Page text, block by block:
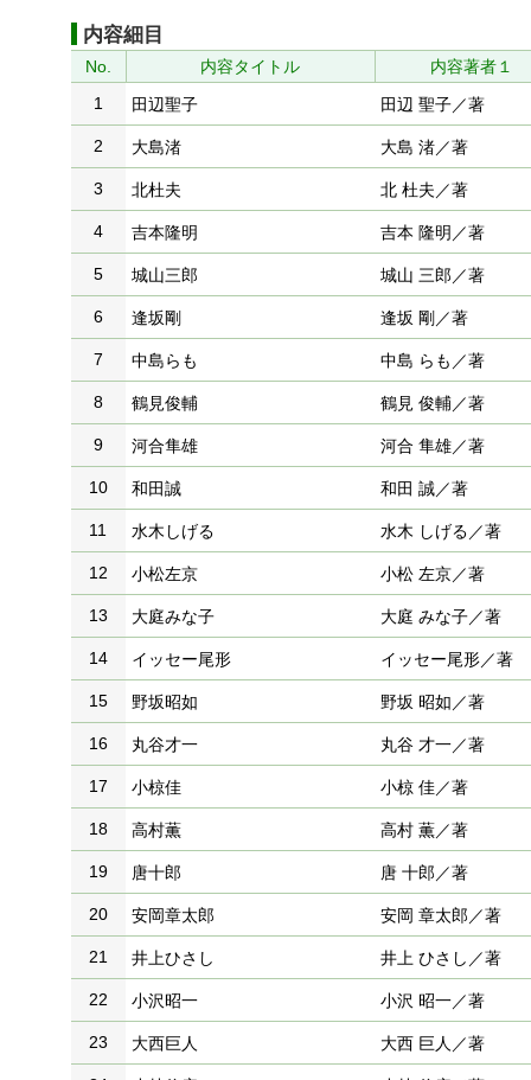
内容細目
No. 内容タイトル
内容著者１
1
田辺聖子 田辺 聖子／著
2 大島渚 大島 渚／著
3 北杜夫 北 杜夫／著
4 吉本隆明 吉本 隆明／著
5 城山三郎 城山 三郎／著
6 逢坂剛 逢坂 剛／著
7 中島らも 中島 らも／著
8 鶴見俊輔 鶴見 俊輔／著
9 河合隼雄 河合 隼雄／著
10 和田誠 和田 誠／著
11 水木しげる 水木 しげる／著
12 小松左京 小松 左京／著
13 大庭みな子 大庭 みな子／著
14 イッセー尾形 イッセー尾形／著
15 野坂昭如 野坂 昭如／著
16 丸谷才一 丸谷 才一／著
17 小椋佳 小椋 佳／著
18 高村薫 高村 薫／著
19 唐十郎 唐 十郎／著
20 安岡章太郎 安岡 章太郎／著
21 井上ひさし 井上 ひさし／著
22 小沢昭一 小沢 昭一／著
23 大西巨人 大西 巨人／著